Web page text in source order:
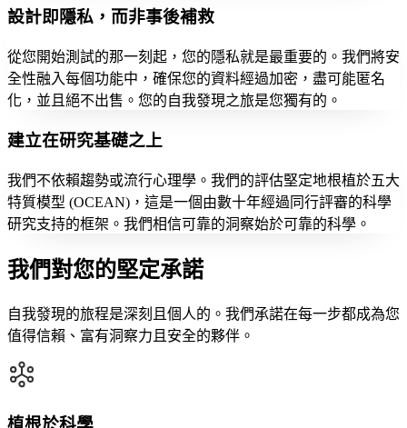
設計即隱私，而非事後補救
從您開始測試的那一刻起，您的隱私就是最重要的。我們將安
全性融入每個功能中，確保您的資料經過加密，盡可能匿名
化，並且絕不出售。您的自我發現之旅是您獨有的。
建立在研究基礎之上
我們不依賴趨勢或流行心理學。我們的評估堅定地根植於五大
特質模型 (OCEAN)，這是一個由數十年經過同行評審的科學
研究支持的框架。我們相信可靠的洞察始於可靠的科學。
我們對您的堅定承諾
自我發現的旅程是深刻且個人的。我們承諾在每一步都成為您
值得信賴、富有洞察力且安全的夥伴。
植根於科學